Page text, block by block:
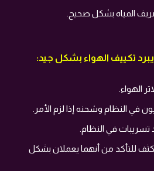
المياه بشكل صحيح.
تكييف الهواء بشكل جيد:
الهواء.
النظام وشحنه إذا لزم الأمر.
في النظام.
للتأكد من أنهما يعملان بشكل